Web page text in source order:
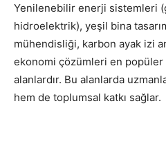
Yenilenebilir enerji sistemleri
hidroelektrik), yeşil bina
mühendisliği, karbon ayak izi
ekonomi çözümleri en
alanlardır. Bu alanlarda
hem de toplumsal katkı sağlar.